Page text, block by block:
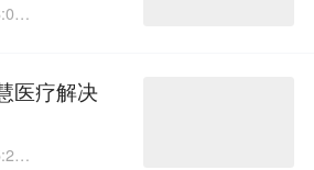
医疗解决